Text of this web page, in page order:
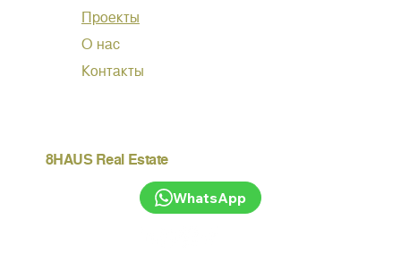
Проекты
О нас
Контакты
8HAUS Real Estate
WhatsApp